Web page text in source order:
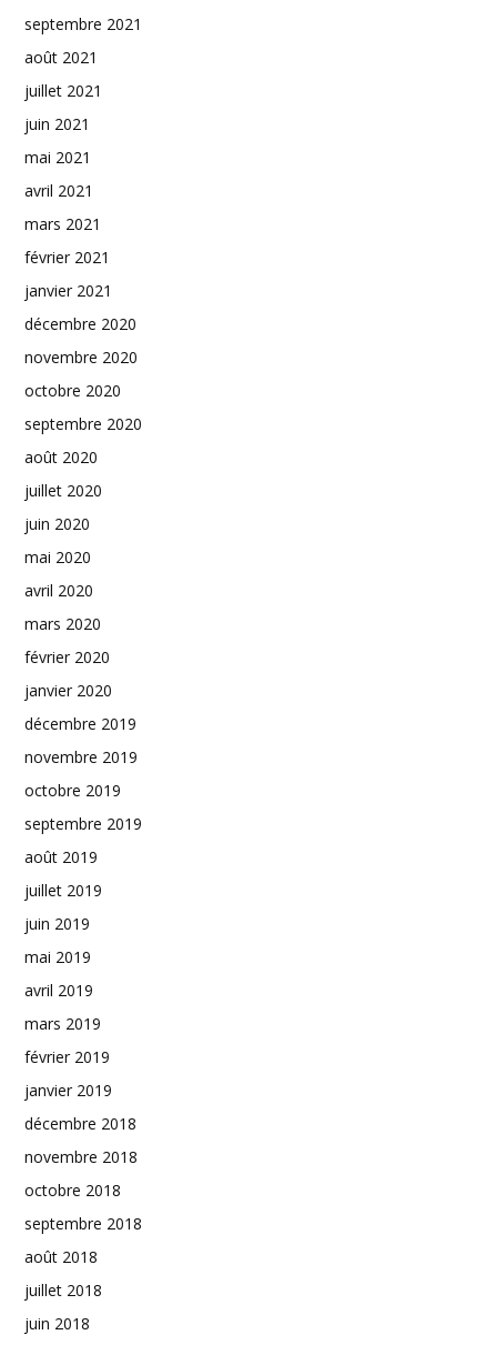
septembre 2021
août 2021
juillet 2021
juin 2021
mai 2021
avril 2021
mars 2021
février 2021
janvier 2021
décembre 2020
novembre 2020
octobre 2020
septembre 2020
août 2020
juillet 2020
juin 2020
mai 2020
avril 2020
mars 2020
février 2020
janvier 2020
décembre 2019
novembre 2019
octobre 2019
septembre 2019
août 2019
juillet 2019
juin 2019
mai 2019
avril 2019
mars 2019
février 2019
janvier 2019
décembre 2018
novembre 2018
octobre 2018
septembre 2018
août 2018
juillet 2018
juin 2018